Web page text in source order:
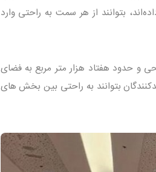
بتوانند از هر سمت به راحتی وارد
و حدود هفتاد هزار متر مربع به فضای
بتوانند به راحتی بین بخش های